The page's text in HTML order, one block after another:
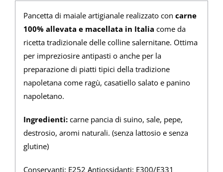
Pancetta di maiale artigianale realizzato con carne
100% allevata e macellata in Italia come da
ricetta tradizionale delle colline salernitane. Ottima
per impreziosire antipasti o anche per la
preparazione di piatti tipici della tradizione
napoletana come ragù, casatiello salato e panino
napoletano.
Ingredienti:carne pancia di suino, sale, pepe,
destrosio, aromi naturali. (senza lattosio e senza
glutine)
Conservanti: E252 Antiossidanti: E300/E331